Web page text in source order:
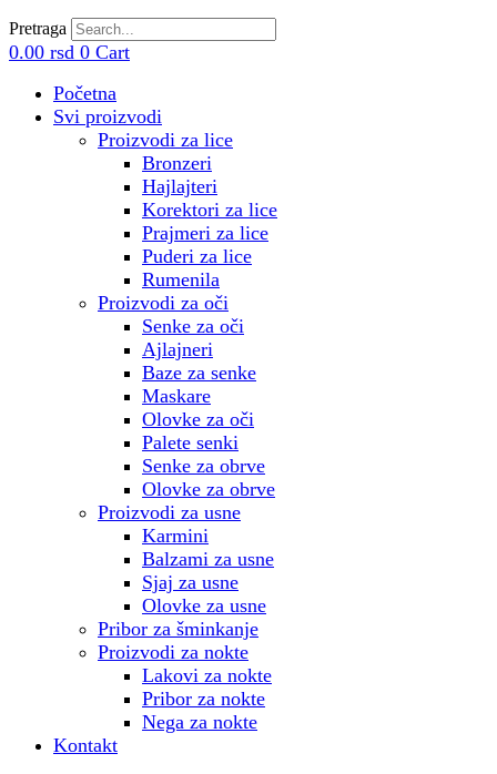
Pretraga
0.00 rsd 0 Cart
Početna
Svi proizvodi
Proizvodi za lice
Bronzeri
Hajlajteri
Korektori za lice
Prajmeri za lice
Puderi za lice
Rumenila
Proizvodi za oči
Senke za oči
Ajlajneri
Baze za senke
Maskare
Olovke za oči
Palete senki
Senke za obrve
Olovke za obrve
Proizvodi za usne
Karmini
Balzami za usne
Sjaj za usne
Olovke za usne
Pribor za šminkanje
Proizvodi za nokte
Lakovi za nokte
Pribor za nokte
Nega za nokte
Kontakt